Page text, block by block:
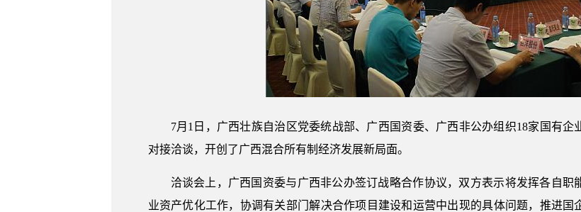
7月1日，广西壮族自治区党委统战部、广西国资委、广西非公办组织18家国有企
对接洽谈，开创了广西混合所有制经济发展新局面。
洽谈会上，广西国资委与广西非公办签订战略合作协议，双方表示将发挥各自
业资产优化工作，协调有关部门解决合作项目建设和运营中出现的具体问题，推进